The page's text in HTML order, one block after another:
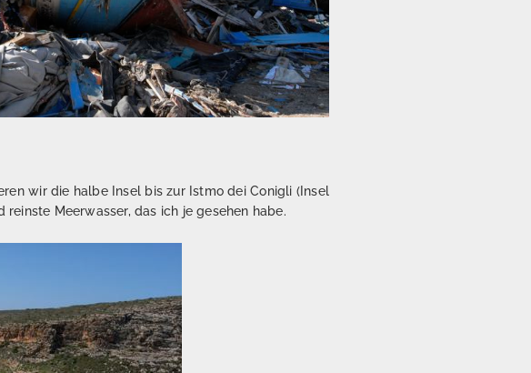
wir die halbe Insel bis zur Istmo dei Conigli (Insel
Meerwasser, das ich je gesehen habe.